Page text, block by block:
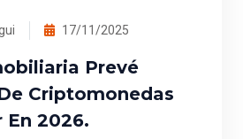
17/11/2025
Prevé
Criptomonedas
En 2026.